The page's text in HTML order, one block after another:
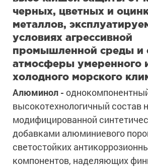
черных, цветных и
металлов,
условиях агрессивной
промышленной среды и
атмосферы умеренного
холодного морского
Алюминол -
высокотехнологичный состав
модифицированной
добавками алюминиевого
светостойких
компонентов, наделяющих